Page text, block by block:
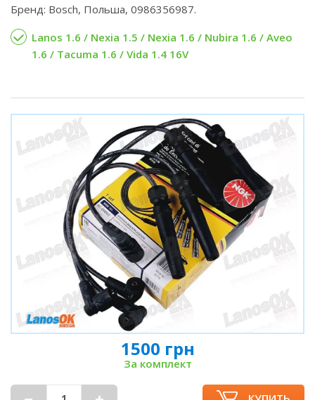
Бренд: Bosch, Польша, 0986356987.
Lanos 1.6 / Nexia 1.5 / Nexia 1.6 / Nubira 1.6 / Aveo
1.6 / Tacuma 1.6 / Vida 1.4 16V
1500 грн
За комплект